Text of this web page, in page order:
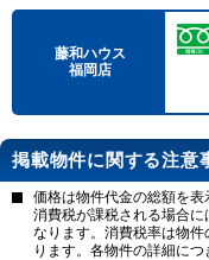
藤和ハウス
福岡店
掲載物件に関する注意
価格は物件代金の総額を
消費税が課税される場合
なります。消費税率は物
ります。各物件の詳細につ